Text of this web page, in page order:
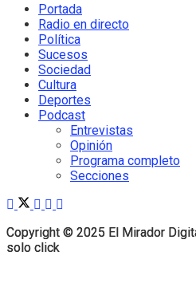
Copyright © 2025 El Mirador
solo click
Portada
Radio en directo
Política
Sucesos
Sociedad
Cultura
Deportes
Podcast
Entrevistas
Opinión
Programa completo
Secciones
Copyright © 2025 El Mirador
solo click